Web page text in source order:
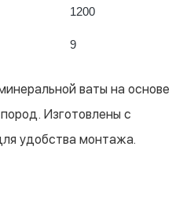
1200
9
ваты на основе
Изготовлены с
удобства монтажа.